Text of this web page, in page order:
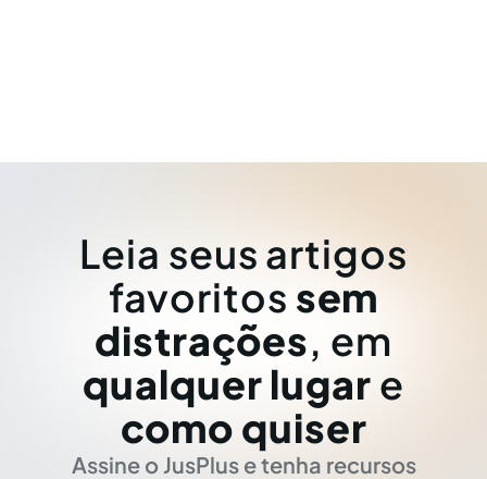
Leia seus artigos
favoritos sem
distrações, em
qualquer lugar e
como quiser
Assine o JusPlus e tenha recursos